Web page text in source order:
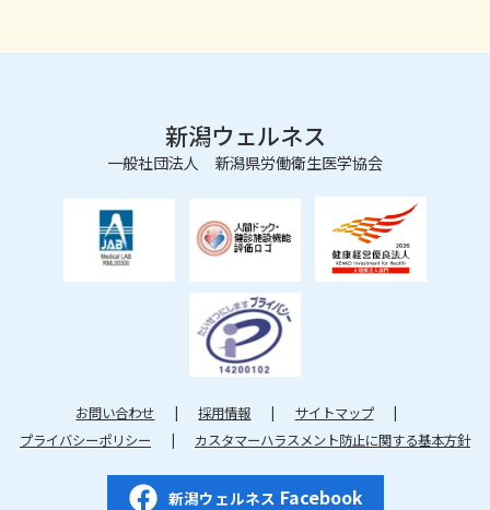
新潟ウェルネス
一般社団法人 新潟県労働衛生医学協会
お問い合わせ 採用情報
サイトマップ
プライバシーポリシー
カスタマーハラスメント防止に関する基本方針
新潟ウェルネス Facebook